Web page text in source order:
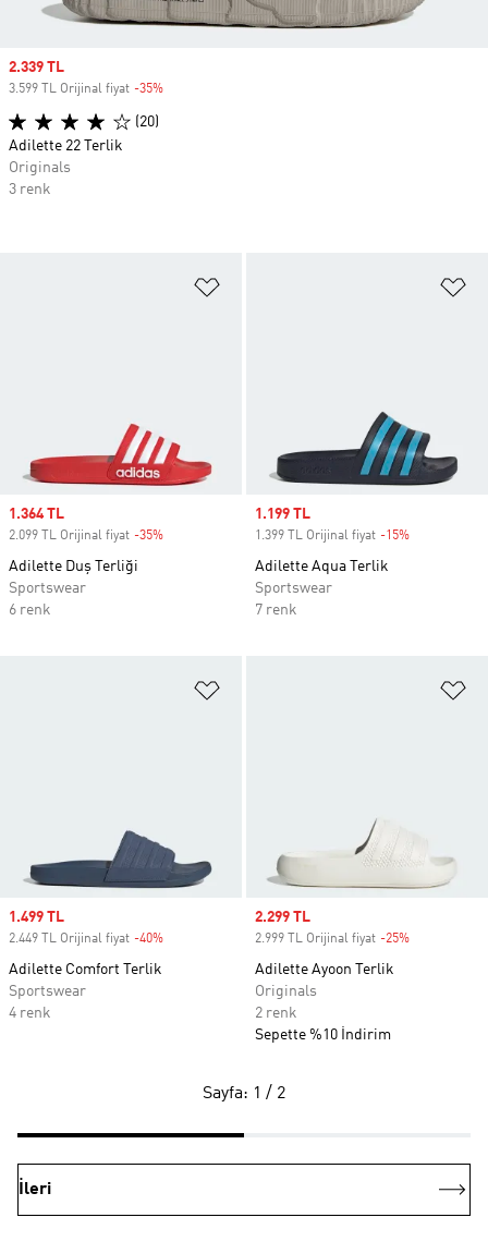
Sale price
1.364 TL
2.099 TL Orijinal fiyat -35%
Adilette Duş Terliği
Sportswear
6 renk
Sale price
1.199 TL
1.399 TL Orijinal fiyat -15%
Adilette Aqua Terlik
Sportswear
7 renk
Sale price
1.499 TL
2.449 TL Orijinal fiyat -40%
Adilette Comfort Terlik
Sportswear
4 renk
Sale price
2.299 TL
2.999 TL Orijinal fiyat -25%
Adilette Ayoon Terlik
Originals
2 renk
Sepette %10 İndirim
Sale price
2.339 TL
3.599 TL Orijinal fiyat -35%
(20)
Adilette 22 Terlik
Originals
3 renk
Sayfa: 1 / 2
İleri